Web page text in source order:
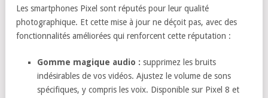
Les smartphones Pixel sont réputés pour leur qualité
photographique. Et cette mise à jour ne déçoit pas, avec des
fonctionnalités améliorées qui renforcent cette réputation :
Gomme magique audio : supprimez les bruits
indésirables de vos vidéos. Ajustez le volume de sons
spécifiques, y compris les voix. Disponible sur Pixel 8 et